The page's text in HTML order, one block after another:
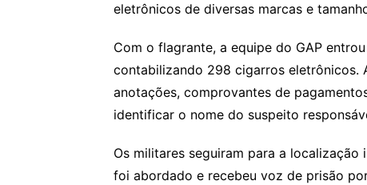
eletrônicos de diversas marcas e
Com o flagrante, a equipe do GAP
contabilizando 298 cigarros eletrônicos.
anotações, comprovantes de
identificar o nome do suspeito
Os militares seguiram para a
foi abordado e recebeu voz de prisão